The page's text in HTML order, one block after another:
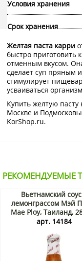
Условия хранения
Срок хранения
Желтая паста карри
быстро приготовить
отменным вкусом.
сделает суп пряным
стимулирует
усваиваться
Купить желтую пасту
Москве и
KorShop.ru.
РЕКОМЕНДУЕМЫЕ
Вьетнамский
лемонграссом Мэй
Mae Ploy, Таиланд,
арт. 14184